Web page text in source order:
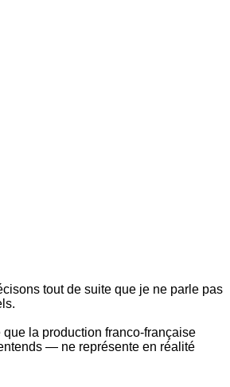
tout de suite que je ne parle pas
la production franco-française
— ne représente en réalité